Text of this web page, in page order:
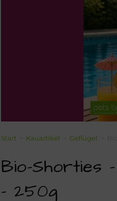
Start Kauartikel Geflügel
Bio-Shorties
– 250g